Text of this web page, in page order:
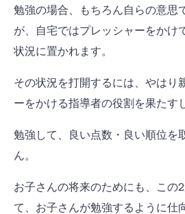
勉強の場合、もちろん自らの意思
が、自宅ではプレッシャーをかけ
状況に置かれます。
その状況を打開するには、やはり
ーをかける指導者の役割を果たす
勉強して、良い点数・良い順位を
ん。
お子さんの将来のためにも、この2
て、お子さんが勉強するように仕